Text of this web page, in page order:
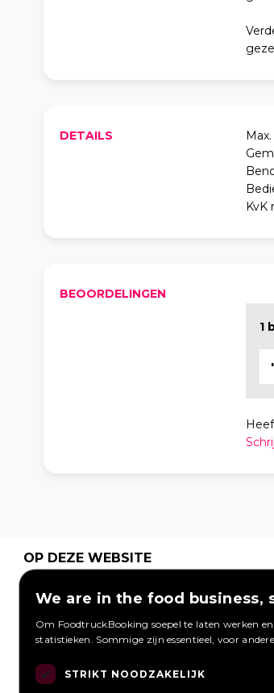
DETAILS
KvK
BEOORDELINGEN
1
OP DEZE WEBSITE
Hoe werkt het
foodtruck?
Bedrijfsfeest
Inloggen
Overzicht
We are in the food business,
Om FoodtruckBooking soepel te laten werken
statistieken. Sommige zijn essentieel, voor
STRIKT NOODZAKELIJK